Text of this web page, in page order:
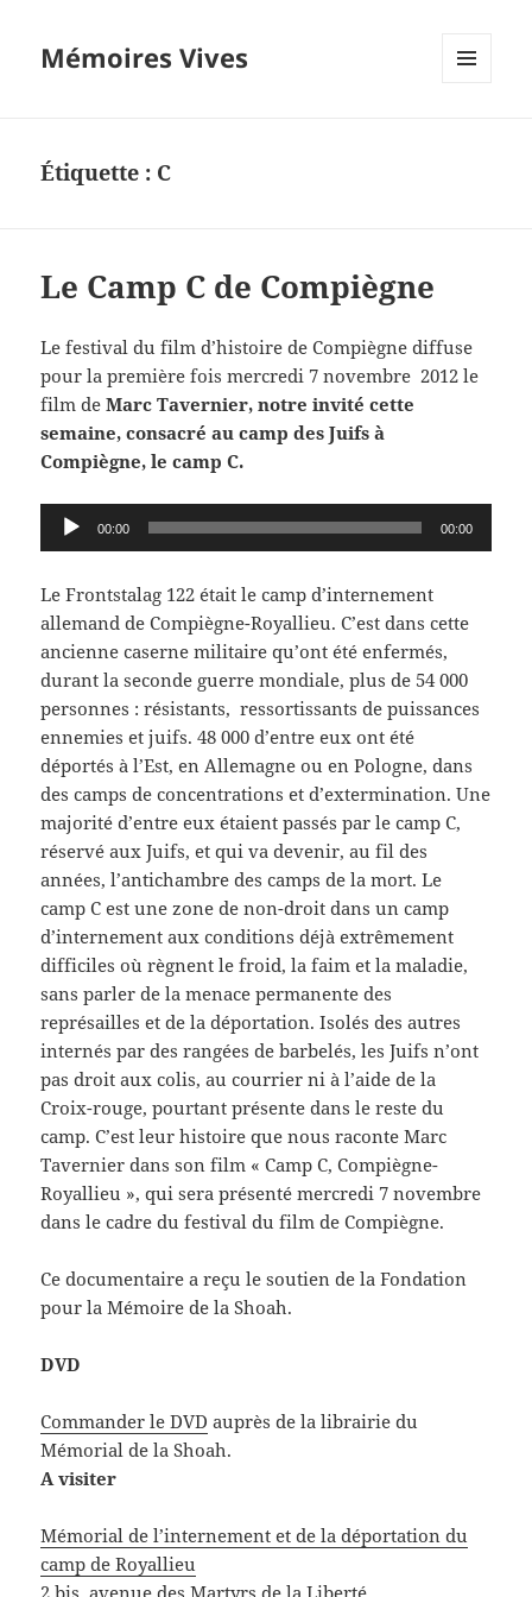
Mémoires Vives
Étiquette : C
Le Camp C de Compiègne
Le festival du film d’histoire de Compiègne diffuse
pour la première fois mercredi 7 novembre 2012 le
film deMarc Tavernier, notre invité cette
semaine, consacré au camp des Juifs à
Compiègne, le camp C.
Lecteur
audio
00:00 00:00
Le Frontstalag 122 était le camp d’internement
allemand de Compiègne-Royallieu. C’est dans cette
ancienne caserne militaire qu’ont été enfermés,
durant la seconde guerre mondiale, plus de 54 000
personnes : résistants, ressortissants de puissances
ennemies et juifs. 48 000 d’entre eux ont été
déportés à l’Est, en Allemagne ou en Pologne, dans
des camps de concentrations et d’extermination. Une
majorité d’entre eux étaient passés par le camp C,
réservé aux Juifs, et qui va devenir, au fil des
années, l’antichambre des camps de la mort. Le
camp C est une zone de non-droit dans un camp
d’internement aux conditions déjà extrêmement
difficiles où règnent le froid, la faim et la maladie,
sans parler de la menace permanente des
représailles et de la déportation. Isolés des autres
internés par des rangées de barbelés, les Juifs n’ont
pas droit aux colis, au courrier ni à l’aide de la
Croix-rouge, pourtant présente dans le reste du
camp. C’est leur histoire que nous raconte Marc
Tavernier dans son film « Camp C, Compiègne-
Royallieu », qui sera présenté mercredi 7 novembre
dans le cadre du festival du film de Compiègne.
Ce documentaire a reçu le soutien de la Fondation
pour la Mémoire de la Shoah.
DVD
Commander le DVD auprès de la librairie du
Mémorial de la Shoah.
A visiter
Mémorial de l’internement et de la déportation du
camp de Royallieu